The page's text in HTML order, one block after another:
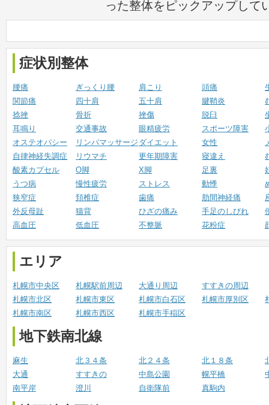
った整体をピックアップして
症状別整体
腰痛 ぎっくり腰 肩こり 頭痛
関節痛
四十肩 五十肩 腱鞘炎
捻挫
骨折 挫傷 脱臼
耳鳴り
交通事故 眼精疲労 スポーツ障害
オステオパシー
リンパマッサージ ダイエット 女性
自律神経失調症
リウマチ 更年期障害 寝違え
酸素カプセル
O脚 X脚 足裏
うつ病
慢性疲労 ストレス 動悸
狭窄症
頚椎症 歯痛 肋間神経痛
外反母趾
猫背 ひざの痛み 手足のしびれ
高血圧
低血圧 不整脈 花粉症
エリア
札幌市中央区 札幌駅前周辺 大通り周辺
すすきの周辺
札幌市北区
札幌市東区 札幌市白石区 札幌市厚別区
札幌市南区
札幌市西区 札幌市手稲区
地下鉄南北線
麻生 北３４条 北２４条 北１８条
大通
すすきの 中島公園 幌平橋
南平岸
澄川 自衛隊前 真駒内